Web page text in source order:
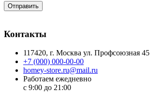
Отправить
Контакты
117420, г. Москва ул. Профсоюзная 45
+7 (000) 000-00-00
homey-store.ru@mail.ru
Работаем ежедневно
с 9:00 до 21:00